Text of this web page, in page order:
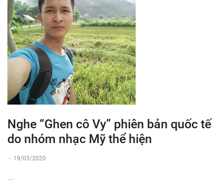
Nghe “Ghen cô Vy” phiên bản quốc tế
do nhóm nhạc Mỹ thể hiện
- 19/03/2020
...